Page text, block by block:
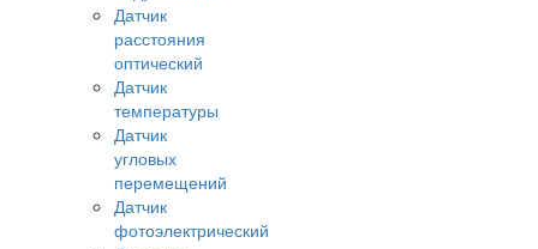
Датчик
расстояния
оптический
Датчик
температуры
Датчик
угловых
перемещений
Датчик
фотоэлектрический